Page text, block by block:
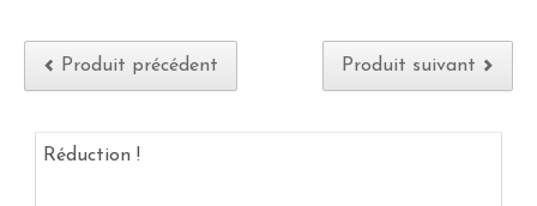
Produit précédent Produit suivant
Réduction !